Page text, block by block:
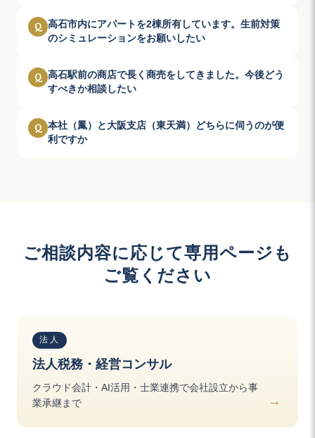
Q 高石市内にアパートを2棟所有しています。生前対策
のシミュレーションをお願いしたい
Q 高石駅前の商店で長く商売をしてきました。今後どう
すべきか相談したい
Q 本社（鳳）と大阪支店（東天満）どちらに伺うのが便
利ですか
ご相談内容に応じて専用ページも
ご覧ください
法人
法人税務・経営コンサル
クラウド会計・AI活用・士業連携で会社設立から事
業承継まで